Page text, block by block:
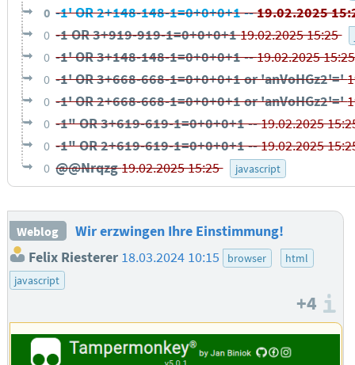
0 -1' OR 2+148-148-1=0+0+0+1 --19.02.2025
0 -1 OR 3+919-919-1=0+0+0+119.02.2025 15:25
0 -1' OR 3+148-148-1=0+0+0+1 --19.02.2025
0 -1' OR 3+668-668-1=0+0+0+1 or 'anVoHGz2'='
0 -1' OR 2+668-668-1=0+0+0+1 or 'anVoHGz2'='
0 -1" OR 3+619-619-1=0+0+0+1 --19.02.2025
0 -1" OR 2+619-619-1=0+0+0+1 --19.02.2025
0 @@Nrqzg19.02.2025 15:25 javascript
Weblog
Wir erzwingen Ihre Einstimmung!
Felix Riesterer 18.03.2024 10:15 browser
html
javascript
+4